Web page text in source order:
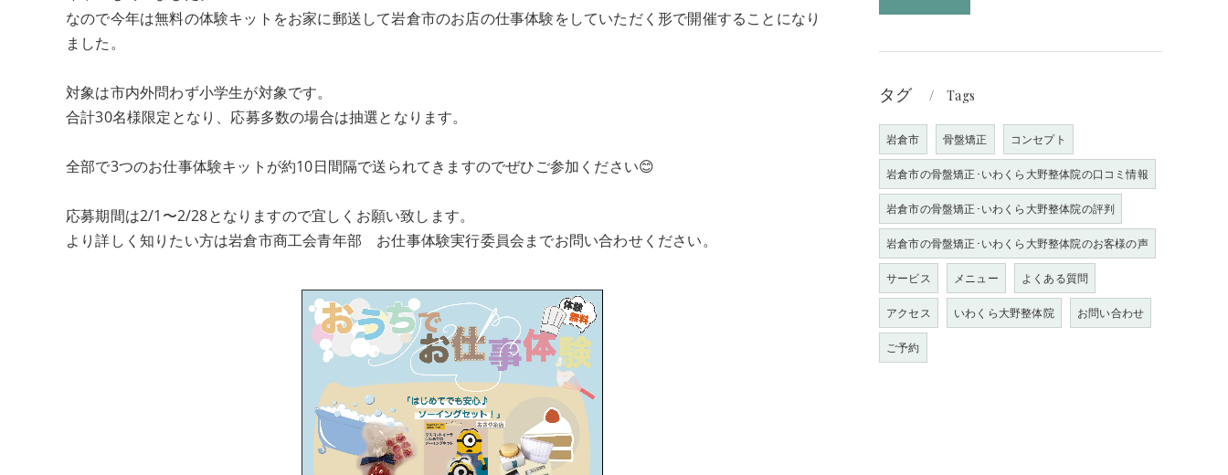
なので今年は無料の体験キットをお家に郵送して岩倉市のお店の仕事体験をしていただく形で開催することになり
ました。
対象は市内外問わず小学生が対象です。
合計30名様限定となり、応募多数の場合は抽選となります。
全部で3つのお仕事体験キットが約10日間隔で送られてきますのでぜひご参加ください😊
応募期間は2/1〜2/28となりますので宜しくお願い致します。
より詳しく知りたい方は岩倉市商工会青年部 お仕事体験実行委員会までお問い合わせください。
タグ Tags
岩倉市 骨盤矯正 コンセプト
岩倉市の骨盤矯正･いわくら大野整体院の口コミ情報
岩倉市の骨盤矯正･いわくら大野整体院の評判
岩倉市の骨盤矯正･いわくら大野整体院のお客様の声
サービス メニュー よくある質問
アクセス いわくら大野整体院 お問い合わせ
ご予約